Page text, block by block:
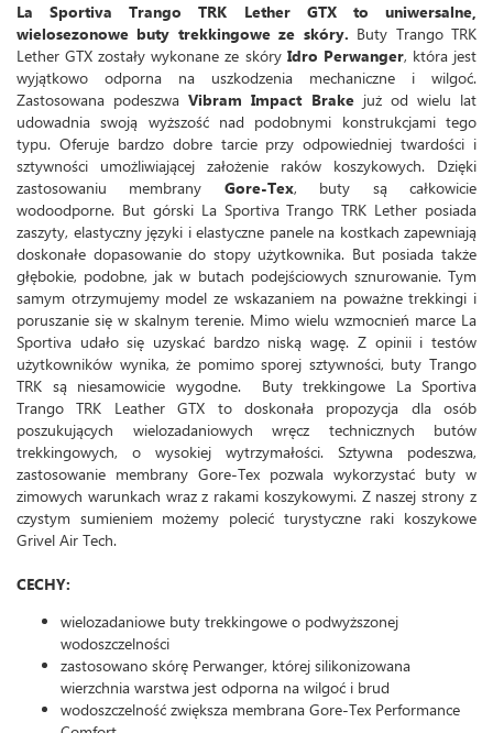
La Sportiva Trango TRK Lether GTX to uniwersalne,
wielosezonowe buty trekkingowe ze skóry. Buty Trango TRK
Lether GTX zostały wykonane ze skóry Idro Perwanger, która jest
wyjątkowo odporna na uszkodzenia mechaniczne i wilgoć.
Zastosowana podeszwaVibram Impact Brakejuż od wielu lat
udowadnia swoją wyższość nad podobnymi konstrukcjami tego
typu. Oferuje bardzo dobre tarcie przy odpowiedniej twardości i
sztywności umożliwiającej założenie raków koszykowych. Dzięki
zastosowaniu membrany Gore-Tex, buty są całkowicie
wodoodporne. But górski La Sportiva Trango TRK Lether posiada
zaszyty, elastyczny języki i elastyczne panele na kostkach zapewniają
doskonałe dopasowanie do stopy użytkownika. But posiada także
głębokie, podobne, jak w butach podejściowych sznurowanie. Tym
samym otrzymujemy model ze wskazaniem na poważne trekkingi i
poruszanie się w skalnym terenie. Mimo wielu wzmocnień marce La
Sportiva udało się uzyskać bardzo niską wagę. Z opinii i testów
użytkowników wynika, że pomimo sporej sztywności, buty Trango
TRK są niesamowicie wygodne. Buty trekkingowe La Sportiva
Trango TRK Leather GTX to doskonała propozycja dla osób
poszukujących wielozadaniowych wręcz technicznych butów
trekkingowych, o wysokiej wytrzymałości. Sztywna podeszwa,
zastosowanie membrany Gore-Tex pozwala wykorzystać buty w
zimowych warunkach wraz z rakami koszykowymi. Z naszej strony z
czystym sumieniem możemy polecić turystyczne raki koszykowe
Grivel Air Tech.
CECHY:
wielozadaniowe buty trekkingowe o podwyższonej
wodoszczelności
zastosowano skórę Perwanger, której silikonizowana
wierzchnia warstwa jest odporna na wilgoć i brud
wodoszczelność zwiększa membrana Gore-Tex Performance